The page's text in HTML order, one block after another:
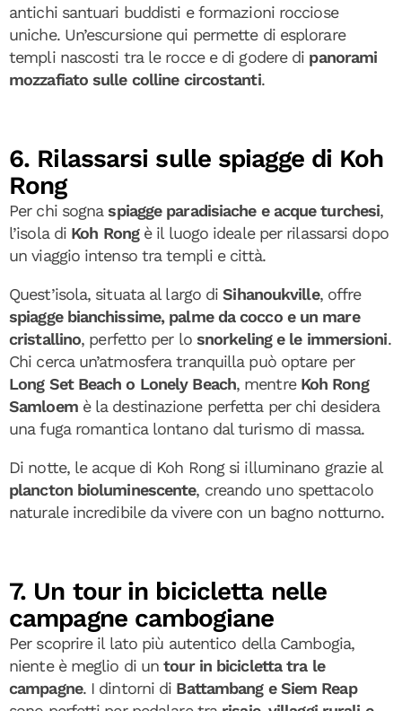
antichi santuari buddisti e formazioni rocciose
uniche. Un’escursione qui permette di esplorare
templi nascosti tra le rocce e di godere di panorami
mozzafiato sulle colline circostanti.
6. Rilassarsi sulle spiagge di Koh
Rong
Per chi sognaspiagge paradisiache e acque turchesi,
l’isola di Koh Rongè il luogo ideale per rilassarsi dopo
un viaggio intenso tra templi e città.
Quest’isola, situata al largo diSihanoukville, offre
spiagge bianchissime, palme da cocco e un mare
cristallino, perfetto per lo snorkeling e le immersioni.
Chi cerca un’atmosfera tranquilla può optare per
Long Set Beach o Lonely Beach, mentre Koh Rong
Samloemè la destinazione perfetta per chi desidera
una fuga romantica lontano dal turismo di massa.
Di notte, le acque di Koh Rong si illuminano grazie al
plancton bioluminescente, creando uno spettacolo
naturale incredibile da vivere con un bagno notturno.
7. Un tour in bicicletta nelle
campagne cambogiane
Per scoprire il lato più autentico della Cambogia,
niente è meglio di untour in bicicletta tra le
campagne. I dintorni di Battambang e Siem Reap